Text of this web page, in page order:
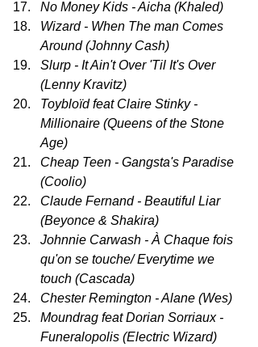
No Money Kids - Aicha (Khaled)
Wizard - When The man Comes
Around (Johnny Cash)
Slurp - It Ain't Over 'Til It's Over
(Lenny Kravitz)
Toybloïd feat Claire Stinky -
Millionaire (Queens of the Stone
Age)
Cheap Teen - Gangsta's Paradise
(Coolio)
Claude Fernand - Beautiful Liar
(Beyonce & Shakira)
Johnnie Carwash - À Chaque fois
qu'on se touche/ Everytime we
touch (Cascada)
Chester Remington - Alane (Wes)
Moundrag feat Dorian Sorriaux -
Funeralopolis (Electric Wizard)